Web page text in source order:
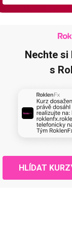
Nechte
s
HLÍDAT